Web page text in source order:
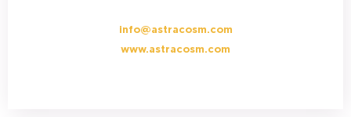
info@astracosm.com
www.astracosm.com